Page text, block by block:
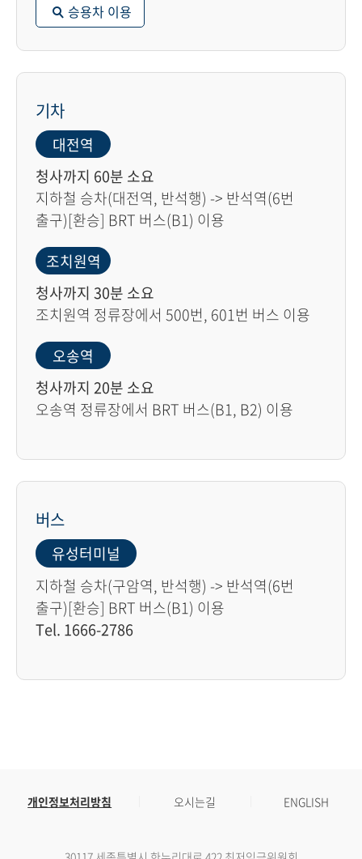
승용차 이용
기차
대전역
청사까지 60분 소요
지하철 승차(대전역, 반석행) -> 반석역(6번
출구)[환승] BRT 버스(B1) 이용
조치원역
청사까지 30분 소요
조치원역 정류장에서 500번, 601번 버스 이용
오송역
청사까지 20분 소요
오송역 정류장에서 BRT 버스(B1, B2) 이용
버스
유성터미널
지하철 승차(구암역, 반석행) -> 반석역(6번
출구)[환승] BRT 버스(B1) 이용
Tel. 1666-2786
개인정보처리방침 오시는길 ENGLISH